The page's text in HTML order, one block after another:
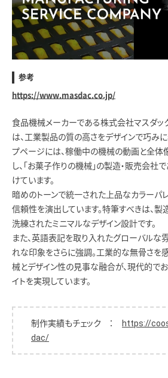
参考
https://www.masdac.co.jp/
食品機械メーカーである株式会社マスダッ
は、工業製品の質の高さをデザインで巧みに
プページには、稼働中の機械の動画と全体
し、「お菓子作りの機械」の製造・販売会社
けています。
暗めのトーンで統一された上品なカラーパ
信頼性を演出しています。特筆すべきは、製
洗練されたミニマルなデザイン設計です。
また、英語表記を取り入れたグローバルな
れな印象をさらに強調。工業的な無骨さを
械とデザイン性の見事な融合が、現代的で
イトを実現しています。
制作実績もチェック ：
https://
dac/